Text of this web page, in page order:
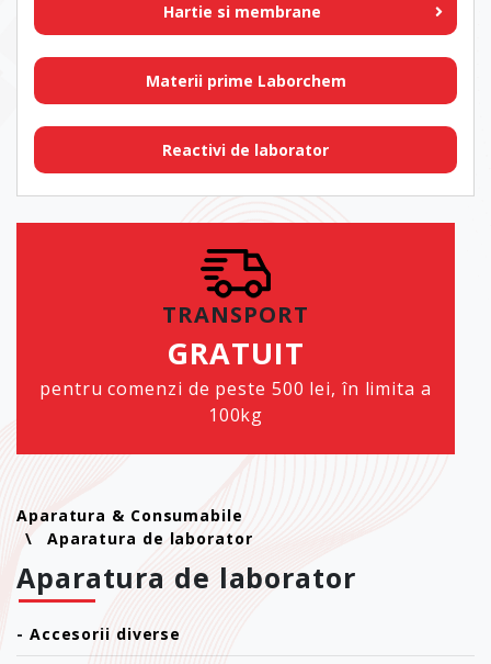
Hartie si membrane
Materii prime Laborchem
Reactivi de laborator
TRANSPORT
GRATUIT
pentru comenzi de peste 500 lei, în limita a
100kg
Aparatura & Consumabile
Aparatura de laborator
Aparatura de laborator
- Accesorii diverse